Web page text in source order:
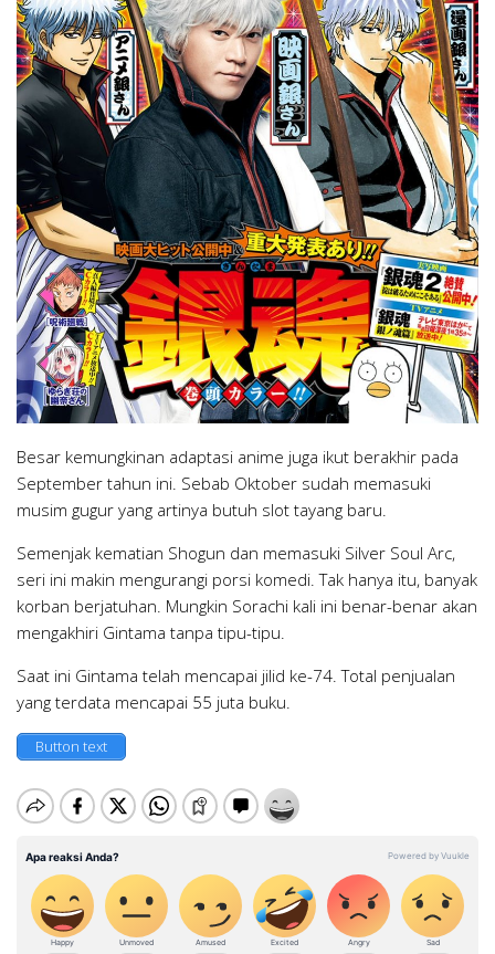
Besar kemungkinan adaptasi anime juga ikut berakhir pada
September tahun ini. Sebab Oktober sudah memasuki
musim gugur yang artinya butuh slot tayang baru.
Semenjak kematian Shogun dan memasuki Silver Soul Arc,
seri ini makin mengurangi porsi komedi. Tak hanya itu, banyak
korban berjatuhan. Mungkin Sorachi kali ini benar-benar akan
mengakhiri Gintama tanpa tipu-tipu.
Saat ini Gintama telah mencapai jilid ke-74. Total penjualan
yang terdata mencapai 55 juta buku.
Button text